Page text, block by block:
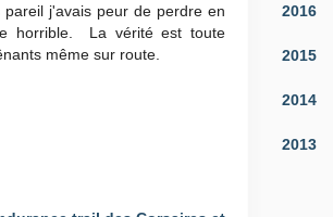
j'avais peur de perdre en
horrible. La vérité est toute
même sur route.
2016
2015
2014
2013